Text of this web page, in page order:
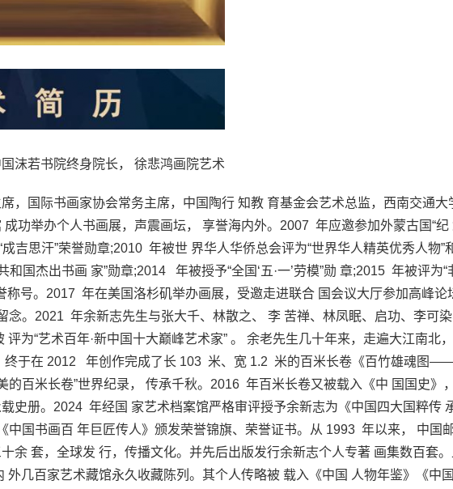
沫若书院终身院长， 徐悲鸿画院艺术
，国际书画家协会常务主席，中国陶行 知教 育基金会艺术总监，西南交通大
功举办个人书画展，声震画坛， 享誉海内外。2007 年应邀参加外蒙古国“纪
吉思汗”荣誉勋章;2010 年被世 界华人华侨总会评为“世界华人精英优秀人物”
和国杰出书画 家”勋章;2014 年被授予“全国‘五·一’劳模”勋 章;2015 年被评为
称号。2017 年在美国洛杉矶举办画展，受邀走进联合 国会议大厅参加高峰论
念。2021 年余新志先生与张大千、林散之、 李 苦禅、林凤眠、启功、李可染
为“艺术百年·新中国十大巅峰艺术家” 。 余老先生几十年来，走遍大江南北
终于在 2012 年创作完成了长 103 米、宽 1.2 米的百米长卷《百竹雄魂图
的百米长卷”世界纪录， 传承千秋。2016 年百米长卷又被载入《中 国国史》
史册。2024 年经国 家艺术档案馆严格审评授予余新志为《中国四大国粹传
国书画百 年巨匠传人》颁发荣誉锦旗、荣誉证书。从 1993 年以来， 中国
余 套，全球发 行，传播文化。并先后出版发行余新志个人专著 画集数百套
外几百家艺术藏馆永久收藏陈列。其个人传略被 载入《中国 人物年鉴》《中